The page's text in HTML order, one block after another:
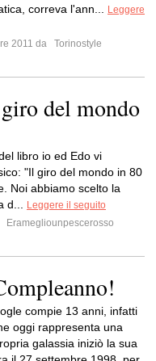
correva l'ann...
Leggere
2011 da
Torinostyle
del mondo
libro io ed Edo vi
"Il giro del mondo in 80
Noi abbiamo scelto la
d...
Leggere il seguito
Eramegliounpescerosso
compie 13 anni, infatti
oggi rappresenta una
galassia iniziò la sua